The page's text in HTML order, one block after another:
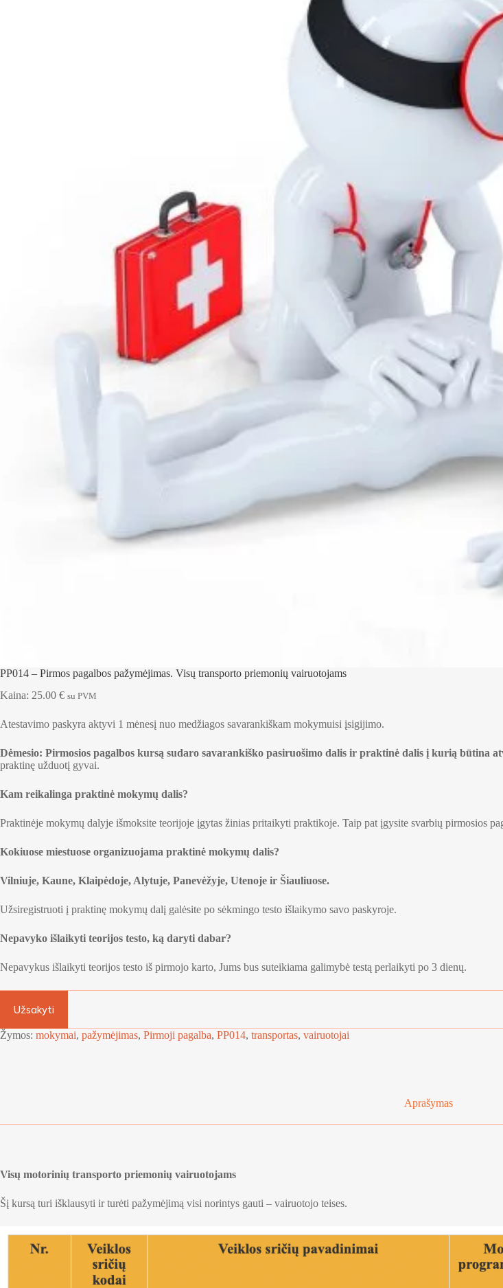
PP014 – Pirmos pagalbos pažymėjimas. Visų transporto priemonių vairuotojams
Kaina: 25.00 € su PVM
Atestavimo paskyra aktyvi 1 mėnesį nuo medžiagos savarankiškam mokymuisi įsigijimo.
Dėmesio: Pirmosios pagalbos kursą sudaro savarankiško pasiruošimo dalis ir praktinė dalis į kurią būtina
praktinę užduotį gyvai.
Kam reikalinga praktinė mokymų dalis?
Praktinėje mokymų dalyje išmoksite teorijoje įgytas žinias pritaikyti praktikoje. Taip pat įgysite svarbių pirmosios
Kokiuose miestuose organizuojama praktinė mokymų dalis?
Vilniuje, Kaune, Klaipėdoje, Alytuje, Panevėžyje, Utenoje ir Šiauliuose.
Užsiregistruoti į praktinę mokymų dalį galėsite po sėkmingo testo išlaikymo savo paskyroje.
Nepavyko išlaikyti teorijos testo, ką daryti dabar?
Nepavykus išlaikyti teorijos testo iš pirmojo karto, Jums bus suteikiama galimybė testą perlaikyti po 3 dienų.
Užsakyti
e
Žymos: mokymai, pažymėjimas, Pirmoji pagalba, PP014, transportas, vairuotojai
Aprašymas
Visų motorinių transporto priemonių vairuotojams
Šį kursą turi išklausyti ir turėti pažymėjimą visi norintys gauti – vairuotojo teises.